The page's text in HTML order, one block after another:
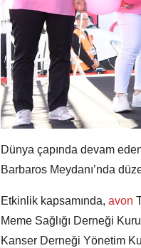
Dünya çapında devam
Barbaros Meydanı’nda
Etkinlik kapsamında, avon
Meme Sağlığı Derneği
Kanser Derneği Yönetim